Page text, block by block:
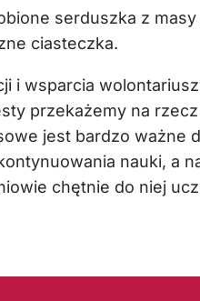
serduszka z
ciasteczka.
i wsparcia
przekażemy na rzecz
jest bardzo ważne
nauki, a
chętnie do niej